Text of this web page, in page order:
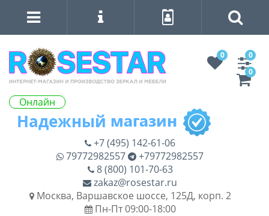
Онлайн
0
0
0
+7 (495) 142-61-06
79772982557
+79772982557
8 (800) 101-70-63
zakaz@rosestar.ru
Москва, Варшавское шоссе, 125Д, корп. 2
Пн-Пт 09:00-18:00